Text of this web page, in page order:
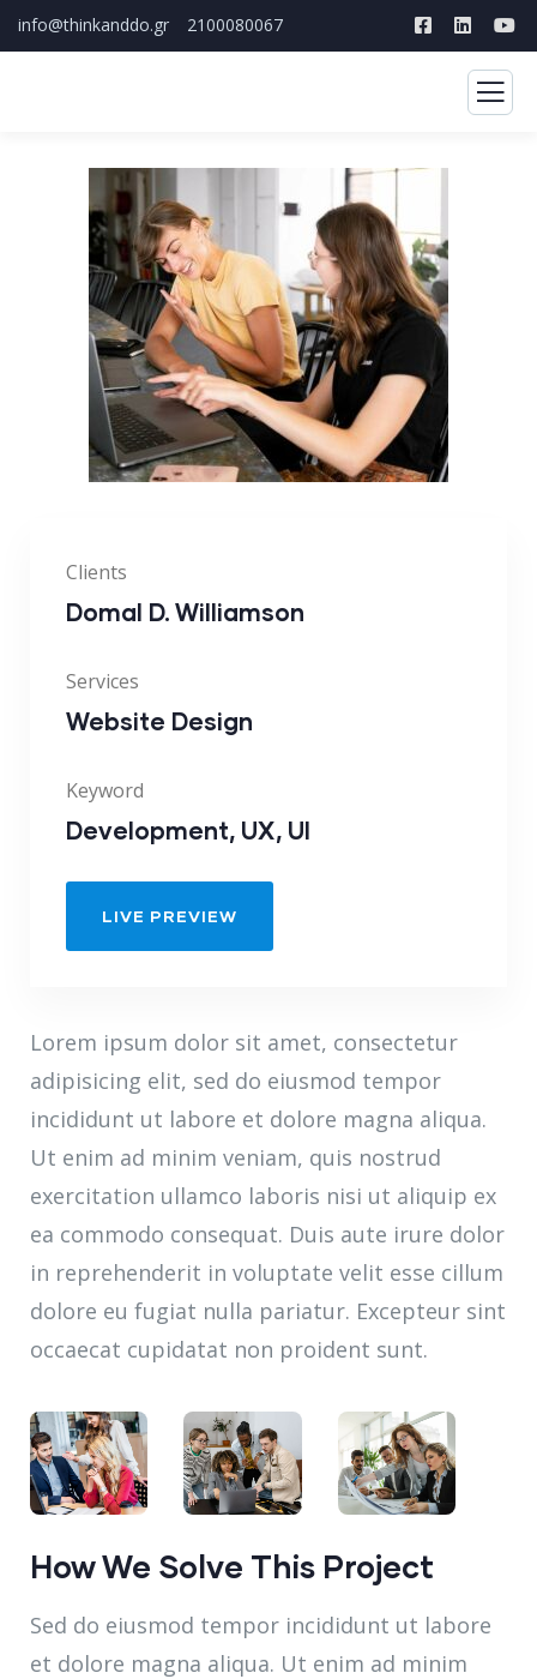
info@thinkanddo.gr 2100080067
Clients
Domal D. Williamson
Services
Website Design
Keyword
Development, UX, UI
LIVE PREVIEW
Lorem ipsum dolor sit amet, consectetur
adipisicing elit, sed do eiusmod tempor
incididunt ut labore et dolore magna aliqua.
Ut enim ad minim veniam, quis nostrud
exercitation ullamco laboris nisi ut aliquip ex
ea commodo consequat. Duis aute irure dolor
in reprehenderit in voluptate velit esse cillum
dolore eu fugiat nulla pariatur. Excepteur sint
occaecat cupidatat non proident sunt.
How We Solve This Project
Sed do eiusmod tempor incididunt ut labore
et dolore magna aliqua. Ut enim ad minim